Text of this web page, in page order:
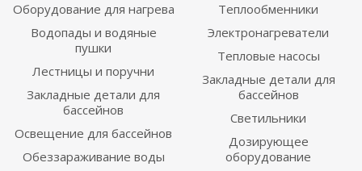
Оборудование для нагрева
Водопады и водяные
пушки
Лестницы и поручни
Закладные детали для
бассейнов
Освещение для бассейнов
Обеззараживание воды
Теплообменники
Электронагреватели
Тепловые насосы
Закладные детали для
бассейнов
Светильники
Дозирующее
оборудование